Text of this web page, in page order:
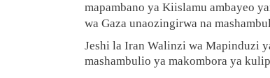
mapambano ya Kiislamu ambayeo
wa Gaza unaozingirwa na
Jeshi la Iran Walinzi wa Mapinduzi
mashambulio ya makombora ya